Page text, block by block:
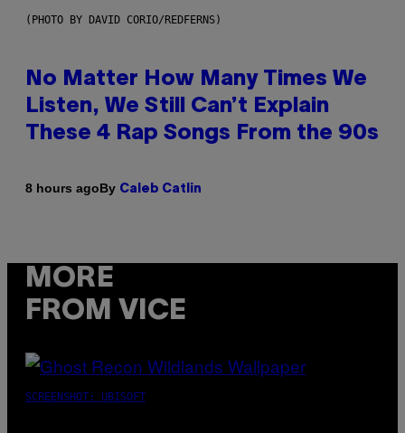
(PHOTO BY DAVID CORIO/REDFERNS)
No Matter How Many Times We
Listen, We Still Can’t Explain
These 4 Rap Songs From the 90s
8 hours agoBy Caleb Catlin
MORE
FROM VICE
SCREENSHOT: UBISOFT